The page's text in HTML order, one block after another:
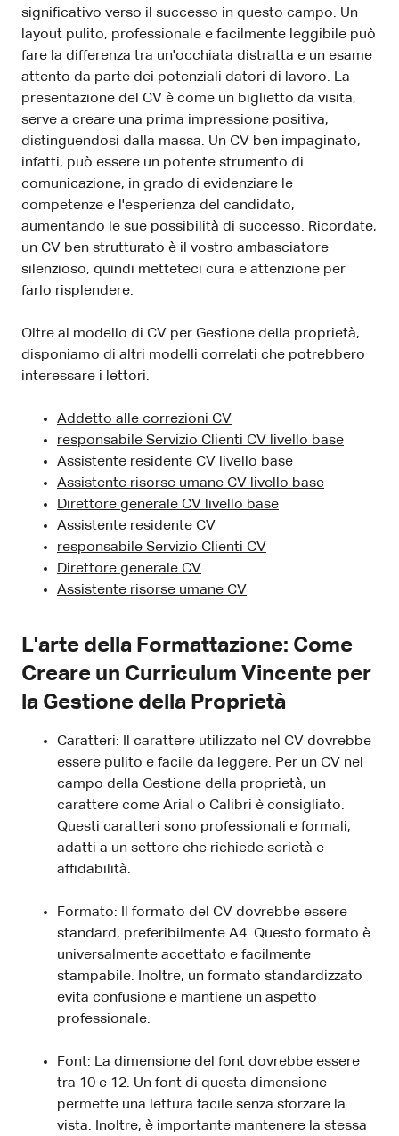
significativo verso il successo in questo campo. Un
layout pulito, professionale e facilmente leggibile può
fare la differenza tra un'occhiata distratta e un esame
attento da parte dei potenziali datori di lavoro. La
presentazione del CV è come un biglietto da visita,
serve a creare una prima impressione positiva,
distinguendosi dalla massa. Un CV ben impaginato,
infatti, può essere un potente strumento di
comunicazione, in grado di evidenziare le
competenze e l'esperienza del candidato,
aumentando le sue possibilità di successo. Ricordate,
un CV ben strutturato è il vostro ambasciatore
silenzioso, quindi metteteci cura e attenzione per
farlo risplendere.
Oltre al modello di CV per Gestione della proprietà,
disponiamo di altri modelli correlati che potrebbero
interessare i lettori.
Addetto alle correzioni CV
responsabile Servizio Clienti CV livello base
Assistente residente CV livello base
Assistente risorse umane CV livello base
Direttore generale CV livello base
Assistente residente CV
responsabile Servizio Clienti CV
Direttore generale CV
Assistente risorse umane CV
L'arte della Formattazione: Come
Creare un Curriculum Vincente per
la Gestione della Proprietà
Caratteri: Il carattere utilizzato nel CV dovrebbe
essere pulito e facile da leggere. Per un CV nel
campo della Gestione della proprietà, un
carattere come Arial o Calibri è consigliato.
Questi caratteri sono professionali e formali,
adatti a un settore che richiede serietà e
affidabilità.
Formato: Il formato del CV dovrebbe essere
standard, preferibilmente A4. Questo formato è
universalmente accettato e facilmente
stampabile. Inoltre, un formato standardizzato
evita confusione e mantiene un aspetto
professionale.
Font: La dimensione del font dovrebbe essere
tra 10 e 12. Un font di questa dimensione
permette una lettura facile senza sforzare la
vista. Inoltre, è importante mantenere la stessa